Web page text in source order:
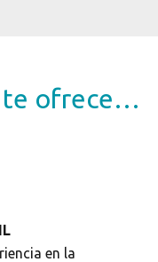
te ofrece…
en la